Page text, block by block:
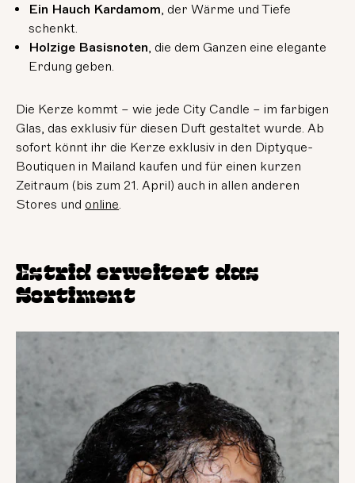
Ein Hauch Kardamom, der Wärme und Tiefe
schenkt.
Holzige Basisnoten, die dem Ganzen eine elegante
Erdung geben.
Die Kerze kommt – wie jede City Candle – im farbigen
Glas, das exklusiv für diesen Duft gestaltet wurde. Ab
sofort könnt ihr die Kerze exklusiv in den Diptyque-
Boutiquen in Mailand kaufen und für einen kurzen
Zeitraum (bis zum 21. April) auch in allen anderen
Stores und online.
Estrid erweitert das
Sortiment